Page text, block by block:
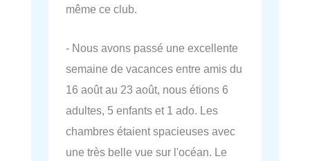
même ce club.
- Nous avons passé une excellente
semaine de vacances entre amis du
16 août au 23 août, nous étions 6
adultes, 5 enfants et 1 ado. Les
chambres étaient spacieuses avec
une très belle vue sur l'océan. Le